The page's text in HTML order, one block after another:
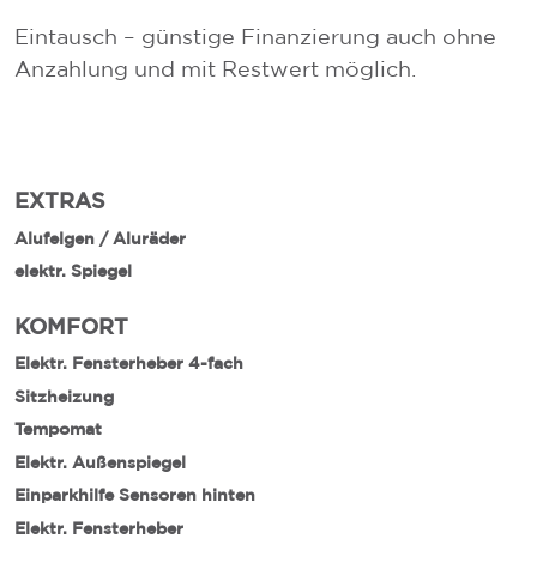
Eintausch – günstige Finanzierung auch ohne
Anzahlung und mit Restwert möglich.
EXTRAS
Alufelgen / Aluräder
elektr. Spiegel
KOMFORT
Elektr. Fensterheber 4-fach
Sitzheizung
Tempomat
Elektr. Außenspiegel
Einparkhilfe Sensoren hinten
Elektr. Fensterheber